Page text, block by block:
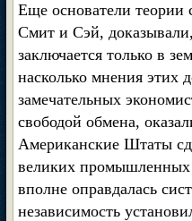
Еще основатели
Смит и Сэй,
заключается только в
насколько мнения этих
замечательных
свободой обмена,
Американские Штаты
великих промышленных
вполне оправдалась
независимость